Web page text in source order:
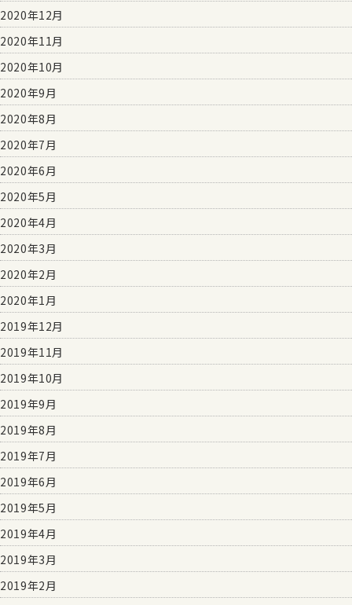
2020年12月
2020年11月
2020年10月
2020年9月
2020年8月
2020年7月
2020年6月
2020年5月
2020年4月
2020年3月
2020年2月
2020年1月
2019年12月
2019年11月
2019年10月
2019年9月
2019年8月
2019年7月
2019年6月
2019年5月
2019年4月
2019年3月
2019年2月